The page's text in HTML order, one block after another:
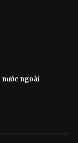
nước ngoài